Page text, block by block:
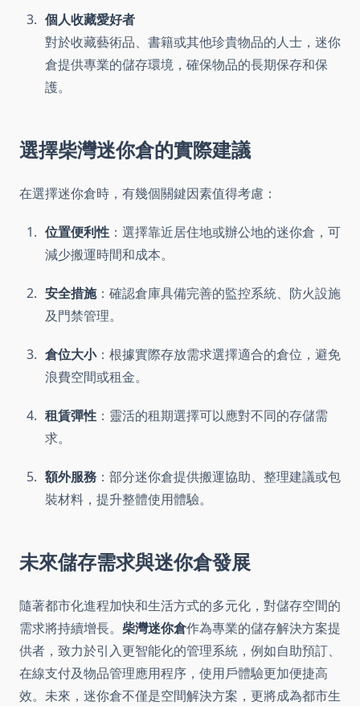
個人收藏愛好者
對於收藏藝術品、書籍或其他珍貴物品的人士，迷你
倉提供專業的儲存環境，確保物品的長期保存和保
護。
選擇柴灣迷你倉的實際建議
在選擇迷你倉時，有幾個關鍵因素值得考慮：
位置便利性 ：選擇靠近居住地或辦公地的迷你倉，可
減少搬運時間和成本。
安全措施：確認倉庫具備完善的監控系統、防火設施
及門禁管理。
倉位大小：根據實際存放需求選擇適合的倉位，避免
浪費空間或租金。
租賃彈性 ：靈活的租期選擇可以應對不同的存儲需
求。
額外服務 ：部分迷你倉提供搬運協助、整理建議或包
裝材料，提升整體使用體驗。
未來儲存需求與迷你倉發展
隨著都市化進程加快和生活方式的多元化，對儲存空間的
需求將持續增長。 柴灣迷你倉作為專業的儲存解決方案提
供者，致力於引入更智能化的管理系統，例如自助預訂、
在線支付及物品管理應用程序，使用戶體驗更加便捷高
效。未來，迷你倉不僅是空間解決方案，更將成為都市生